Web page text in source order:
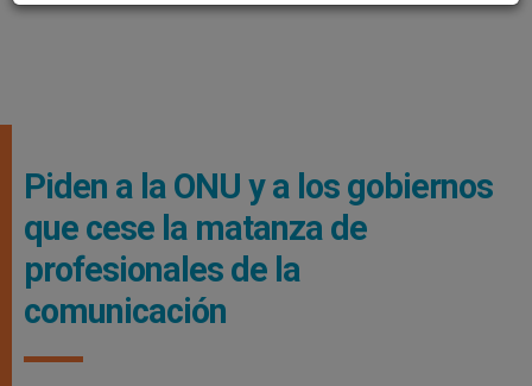
Piden a la ONU y a los gobiernos
que cese la matanza de
profesionales de la
comunicación